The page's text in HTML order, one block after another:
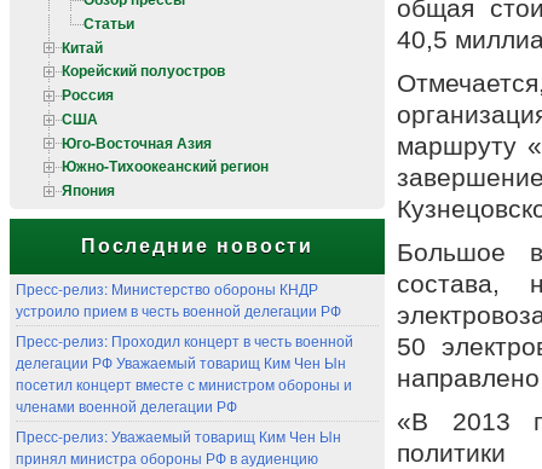
Статьи
Китай
Корейский полуостров
Россия
США
Юго-Восточная Азия
Южно-Тихоокеанский регион
Япония
Последние новости
Пресс-релиз: Министерство обороны КНДР
устроило прием в честь военной делегации РФ
Пресс-релиз: Проходил концерт в честь военной
делегации РФ Уважаемый товарищ Ким Чен Ын
посетил концерт вместе с министром обороны и
членами военной делегации РФ
Пресс-релиз: Уважаемый товарищ Ким Чен Ын
принял министра обороны РФ в аудиенцию
общая
40,5
маршруту
Большое
состава,
50
«В 2013